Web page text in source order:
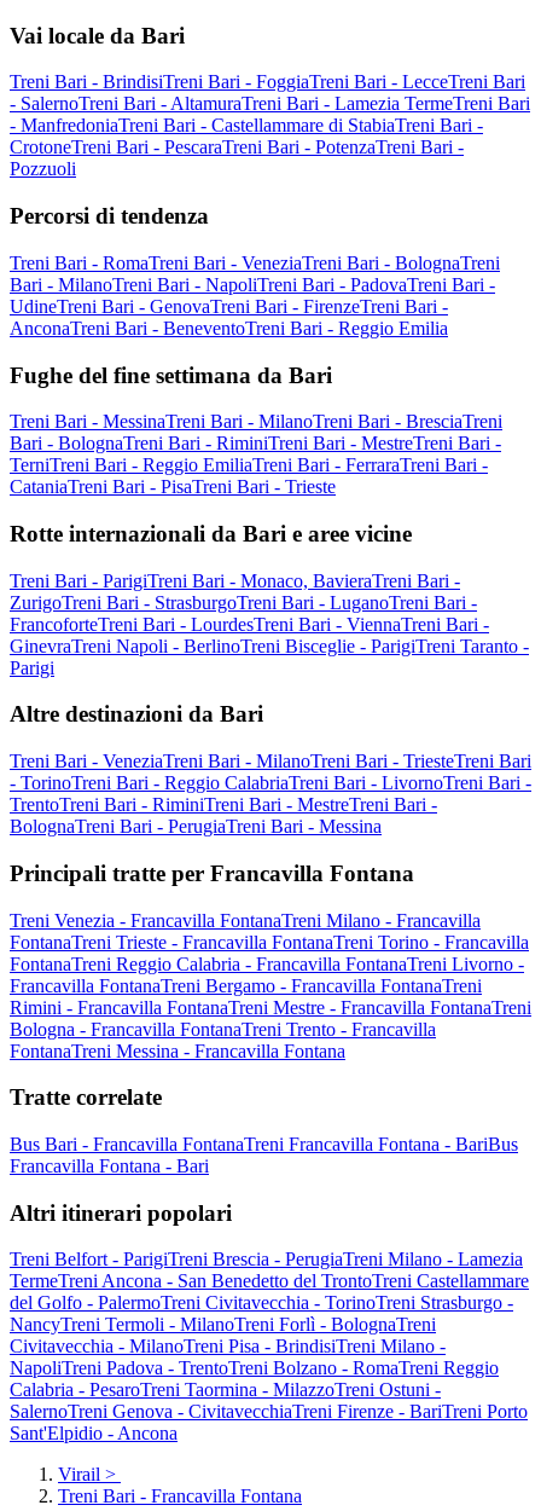
Vai locale da Bari
Treni Bari - BrindisiTreni Bari - FoggiaTreni Bari - LecceTreni Bari
- SalernoTreni Bari - AltamuraTreni Bari - Lamezia TermeTreni Bari
- ManfredoniaTreni Bari - Castellammare di StabiaTreni Bari -
CrotoneTreni Bari - PescaraTreni Bari - PotenzaTreni Bari -
Pozzuoli
Percorsi di tendenza
Treni Bari - RomaTreni Bari - VeneziaTreni Bari - BolognaTreni
Bari - MilanoTreni Bari - NapoliTreni Bari - PadovaTreni Bari -
UdineTreni Bari - GenovaTreni Bari - FirenzeTreni Bari -
AnconaTreni Bari - BeneventoTreni Bari - Reggio Emilia
Fughe del fine settimana da Bari
Treni Bari - MessinaTreni Bari - MilanoTreni Bari - BresciaTreni
Bari - BolognaTreni Bari - RiminiTreni Bari - MestreTreni Bari -
TerniTreni Bari - Reggio EmiliaTreni Bari - FerraraTreni Bari -
CataniaTreni Bari - PisaTreni Bari - Trieste
Rotte internazionali da Bari e aree vicine
Treni Bari - ParigiTreni Bari - Monaco, BavieraTreni Bari -
ZurigoTreni Bari - StrasburgoTreni Bari - LuganoTreni Bari -
FrancoforteTreni Bari - LourdesTreni Bari - ViennaTreni Bari -
GinevraTreni Napoli - BerlinoTreni Bisceglie - ParigiTreni Taranto -
Parigi
Altre destinazioni da Bari
Treni Bari - VeneziaTreni Bari - MilanoTreni Bari - TriesteTreni Bari
- TorinoTreni Bari - Reggio CalabriaTreni Bari - LivornoTreni Bari -
TrentoTreni Bari - RiminiTreni Bari - MestreTreni Bari -
BolognaTreni Bari - PerugiaTreni Bari - Messina
Principali tratte per Francavilla Fontana
Treni Venezia - Francavilla FontanaTreni Milano - Francavilla
FontanaTreni Trieste - Francavilla FontanaTreni Torino - Francavilla
FontanaTreni Reggio Calabria - Francavilla FontanaTreni Livorno -
Francavilla FontanaTreni Bergamo - Francavilla FontanaTreni
Rimini - Francavilla FontanaTreni Mestre - Francavilla FontanaTreni
Bologna - Francavilla FontanaTreni Trento - Francavilla
FontanaTreni Messina - Francavilla Fontana
Tratte correlate
Bus Bari - Francavilla FontanaTreni Francavilla Fontana - BariBus
Francavilla Fontana - Bari
Altri itinerari popolari
Treni Belfort - ParigiTreni Brescia - PerugiaTreni Milano - Lamezia
TermeTreni Ancona - San Benedetto del TrontoTreni Castellammare
del Golfo - PalermoTreni Civitavecchia - TorinoTreni Strasburgo -
NancyTreni Termoli - MilanoTreni Forlì - BolognaTreni
Civitavecchia - MilanoTreni Pisa - BrindisiTreni Milano -
NapoliTreni Padova - TrentoTreni Bolzano - RomaTreni Reggio
Calabria - PesaroTreni Taormina - MilazzoTreni Ostuni -
SalernoTreni Genova - CivitavecchiaTreni Firenze - BariTreni Porto
Sant'Elpidio - Ancona
Virail >
Treni Bari - Francavilla Fontana